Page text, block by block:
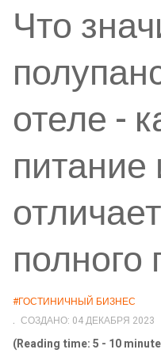
Что
отеле -
полного
#ГОСТИНИЧНЫЙ БИЗНЕС
СОЗДАНО: 04 ДЕКАБРЯ 2023
(Reading time: 5 - 10